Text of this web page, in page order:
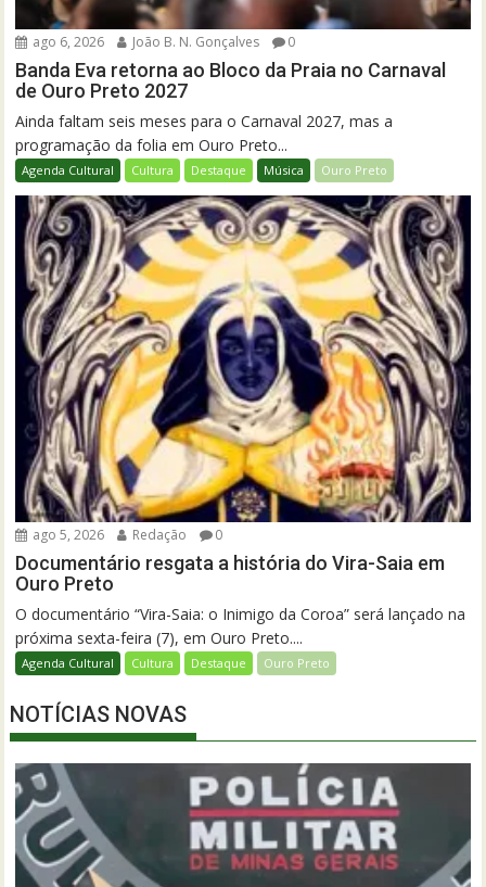
ago 6, 2026 João B. N. Gonçalves 0
Banda Eva retorna ao Bloco da Praia no Carnaval
de Ouro Preto 2027
Ainda faltam seis meses para o Carnaval 2027, mas a
programação da folia em Ouro Preto...
Agenda Cultural Cultura Destaque Música Ouro Preto
ago 5, 2026 Redação 0
Documentário resgata a história do Vira-Saia em
Ouro Preto
O documentário “Vira-Saia: o Inimigo da Coroa” será lançado na
próxima sexta-feira (7), em Ouro Preto....
Agenda Cultural Cultura Destaque Ouro Preto
NOTÍCIAS NOVAS